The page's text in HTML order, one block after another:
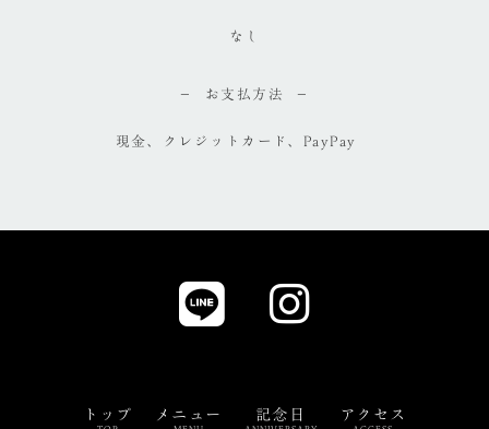
なし
お支払方法
現金、クレジットカード、PayPay
トップ メニュー 記念日 アクセス